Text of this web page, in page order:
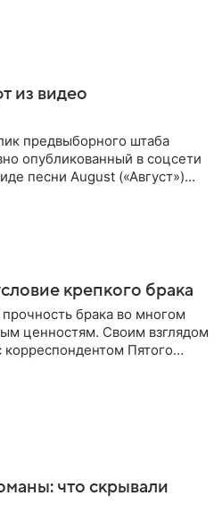
из видео
предвыборного штаба
опубликованный в соцсети
песни August («Август»)
крепкого брака
брака во многом
ценностям. Своим взглядом
Пятого
что скрывали